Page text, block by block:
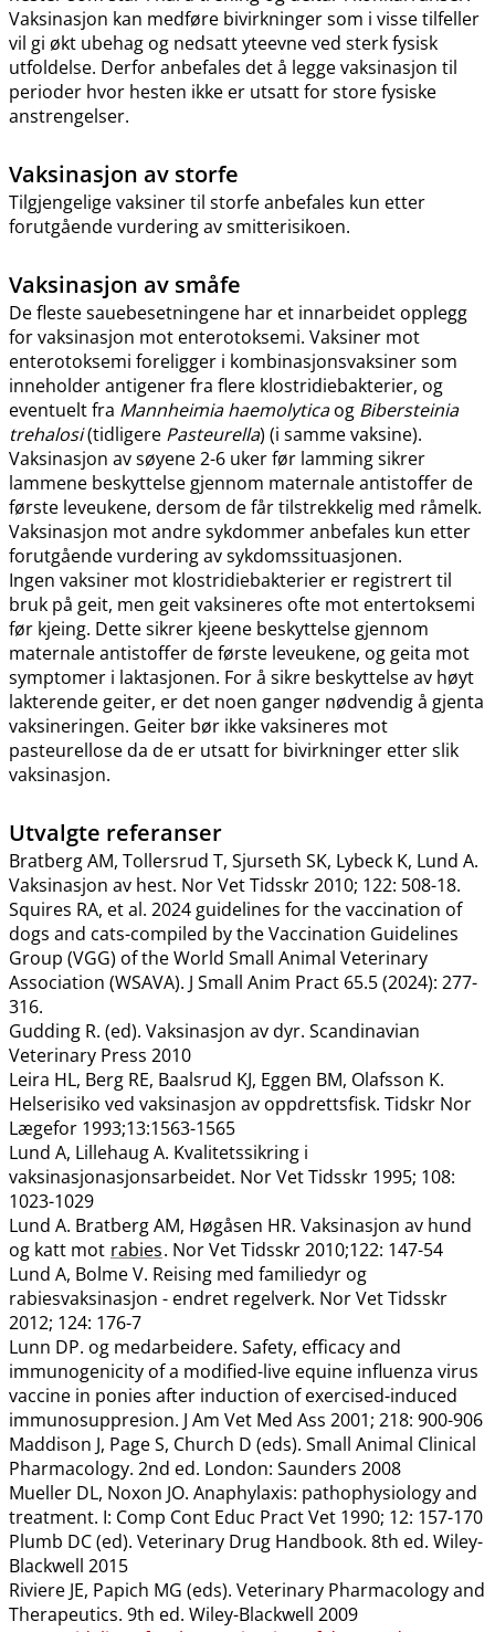
Vaksinasjon kan medføre bivirkninger som i visse tilfeller
vil gi økt ubehag og nedsatt yteevne ved sterk fysisk
utfoldelse. Derfor anbefales det å legge vaksinasjon til
perioder hvor hesten ikke er utsatt for store fysiske
anstrengelser.
Vaksinasjon av storfe
Tilgjengelige vaksiner til storfe anbefales kun etter
forutgående vurdering av smitterisikoen.
Vaksinasjon av småfe
De fleste sauebesetningene har et innarbeidet opplegg
for vaksinasjon mot enterotoksemi. Vaksiner mot
enterotoksemi foreligger i kombinasjonsvaksiner som
inneholder antigener fra flere klostridiebakterier, og
eventuelt fra Mannheimia haemolyticaog Bibersteinia
trehalosi(tidligere Pasteurella) (i samme vaksine).
Vaksinasjon av søyene 2-6 uker før lamming sikrer
lammene beskyttelse gjennom maternale antistoffer de
første leveukene, dersom de får tilstrekkelig med råmelk.
Vaksinasjon mot andre sykdommer anbefales kun etter
forutgående vurdering av sykdomssituasjonen.
Ingen vaksiner mot klostridiebakterier er registrert til
bruk på geit, men geit vaksineres ofte mot entertoksemi
før kjeing. Dette sikrer kjeene beskyttelse gjennom
maternale antistoffer de første leveukene, og geita mot
symptomer i laktasjonen. For å sikre beskyttelse av høyt
lakterende geiter, er det noen ganger nødvendig å gjenta
vaksineringen. Geiter bør ikke vaksineres mot
pasteurellose da de er utsatt for bivirkninger etter slik
vaksinasjon.
Utvalgte referanser
Bratberg AM, Tollersrud T, Sjurseth SK, Lybeck K, Lund A.
Vaksinasjon av hest. Nor Vet Tidsskr 2010; 122: 508-18.
Squires RA, et al. 2024 guidelines for the vaccination of
dogs and cats-compiled by the Vaccination Guidelines
Group (VGG) of the World Small Animal Veterinary
Association (WSAVA). J Small Anim Pract 65.5 (2024): 277-
316.
Gudding R. (ed). Vaksinasjon av dyr. Scandinavian
Veterinary Press 2010
Leira HL, Berg RE, Baalsrud KJ, Eggen BM, Olafsson K.
Helserisiko ved vaksinasjon av oppdrettsfisk. Tidskr Nor
Lægefor 1993;13:1563-1565
Lund A, Lillehaug A. Kvalitetssikring i
vaksinasjonasjonsarbeidet. Nor Vet Tidsskr 1995; 108:
1023-1029
Lund A. Bratberg AM, Høgåsen HR. Vaksinasjon av hund
og katt mot rabies. Nor Vet Tidsskr 2010;122: 147-54
Lund A, Bolme V. Reising med familiedyr og
rabiesvaksinasjon - endret regelverk. Nor Vet Tidsskr
2012; 124: 176-7
Lunn DP. og medarbeidere. Safety, efficacy and
immunogenicity of a modified-live equine influenza virus
vaccine in ponies after induction of exercised-induced
immunosuppresion. J Am Vet Med Ass 2001; 218: 900-906
Maddison J, Page S, Church D (eds). Small Animal Clinical
Pharmacology. 2nd ed. London: Saunders 2008
Mueller DL, Noxon JO. Anaphylaxis: pathophysiology and
treatment. I: Comp Cont Educ Pract Vet 1990; 12: 157-170
Plumb DC (ed). Veterinary Drug Handbook. 8th ed. Wiley-
Blackwell 2015
Riviere JE, Papich MG (eds). Veterinary Pharmacology and
Therapeutics. 9th ed. Wiley-Blackwell 2009